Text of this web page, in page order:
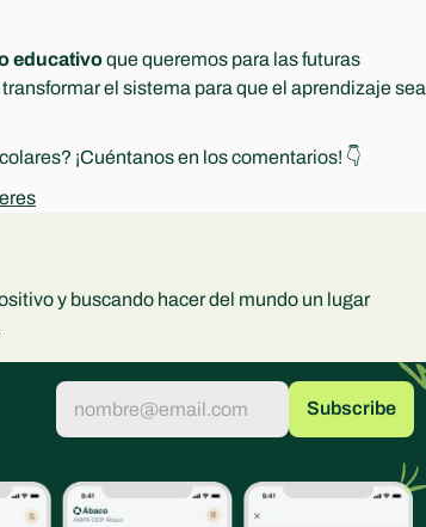
educativo que queremos para las futuras
el sistema para que el aprendizaje sea
¡Cuéntanos en los comentarios! 👇
y buscando hacer del mundo un lugar